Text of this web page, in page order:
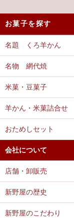
お菓子を探す
名題 くろ羊かん
名物 網代焼
米菓・豆菓子
羊かん・米菓詰合せ
おためしセット
会社について
店舗・卸販売
新野屋の歴史
新野屋のこだわり